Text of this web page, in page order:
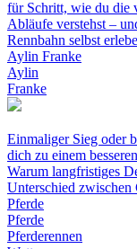
für Schritt, wie du die
Abläufe verstehst –
Rennbahn selbst
Aylin Franke
Aylin
Franke
Einmaliger Sieg oder
dich zu einem
Warum langfristiges
Unterschied zwischen
Pferde
Pferde
Pferderennen